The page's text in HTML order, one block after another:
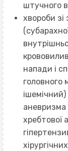
штучного
хвороби
напади і
головного
аневризма
хребтової